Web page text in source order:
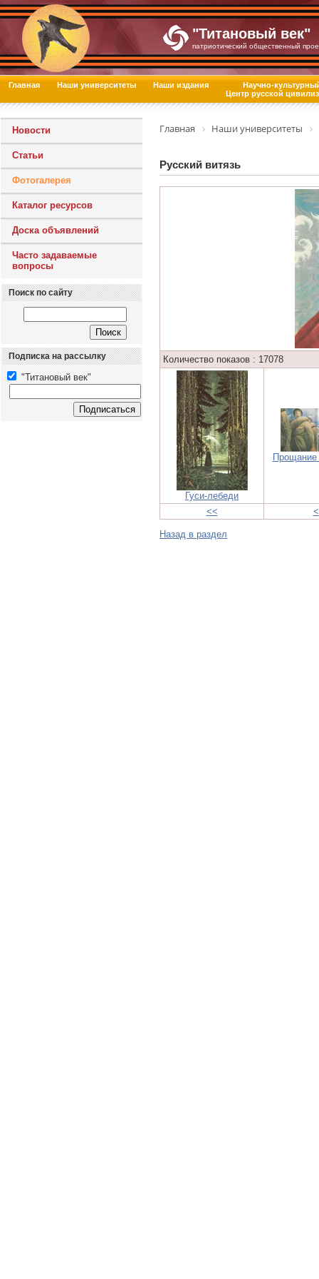
"Титановый век"
патриотический общественный
Главная Наши университеты Наши издания
Научно-
Центр русской
Новости
Статьи
Фотогалерея
Каталог ресурсов
Доска объявлений
Часто задаваемые
вопросы
Поиск по сайту
Подписка на рассылку
"Титановый век"
Главная Наши университеты
Русский витязь
Количество показов : 17078
Гуси-лебеди
Прощание
<< <
Назад в раздел